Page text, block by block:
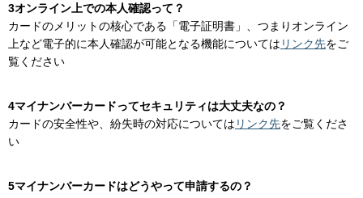
3オンライン上での本人確認って？
カードのメリットの核心である「電子証明書」、つまりオンライン
上など電子的に本人確認が可能となる機能については リンク先をご
覧ください
4マイナンバーカードってセキュリティは大丈夫なの？
カードの安全性や、紛失時の対応については リンク先をご覧くださ
い
5マイナンバーカードはどうやって申請するの？